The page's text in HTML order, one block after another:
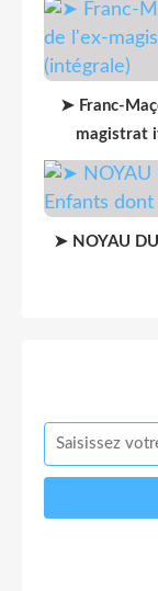
➤ Franc-
magistrat
➤ NOYAU